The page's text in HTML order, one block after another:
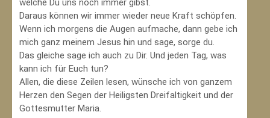
welche Du uns noch immer gibst.
Daraus können wir immer wieder neue Kraft schöpfen.
Wenn ich morgens die Augen aufmache, dann gebe ich
mich ganz meinem Jesus hin und sage, sorge du.
Das gleiche sage ich auch zu Dir. Und jeden Tag, was
kann ich für Euch tun?
Allen, die diese Zeilen lesen, wünsche ich von ganzem
Herzen den Segen der Heiligsten Dreifaltigkeit und der
Gottesmutter Maria.